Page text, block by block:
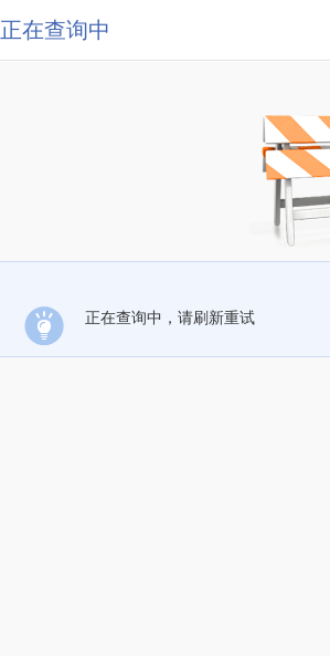
正在查询中
正在查询中，请刷新重试